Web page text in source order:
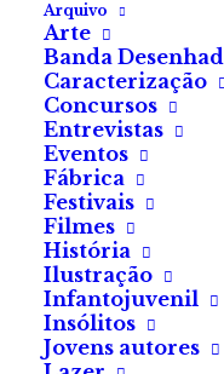
Arquivo
Arte
Banda
Caracterização
Concursos
Entrevistas
Eventos
Fábrica
Festivais
Filmes
História
Ilustração
Infantojuvenil
Insólitos
Jovens autores
Oficina — Revisão
Com a oficina de
aprimorar